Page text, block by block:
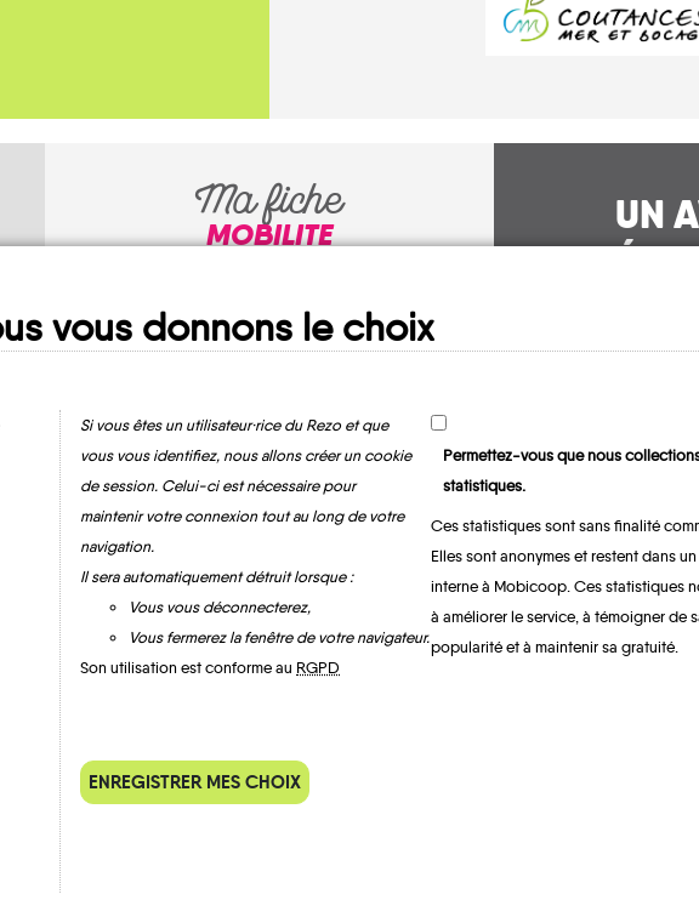
Ma fiche
MOBILITE
Tourville-sur-
Sienne
UN
À
QUELQUES
Témoignages
vous donnons le choix
Si vous êtes un utilisateur·rice du Rezo et que
vous vous identifiez, nous allons créer un cookie
de session. Celui-ci est nécessaire pour
maintenir votre connexion tout au long de votre
navigation.
Il sera automatiquement détruit lorsque :
Vous vous déconnecterez,
Vous fermerez la fenêtre de votre navigateur.
Son utilisation est conforme au RGPD
Permettez-vous que nous
statistiques.
Ces statistiques sont sans finalité
Elles sont anonymes et restent dans
interne à Mobicoop. Ces statistiques
à améliorer le service, à témoigner de
popularité et à maintenir sa gratuité.
ENREGISTRER MES CHOIX